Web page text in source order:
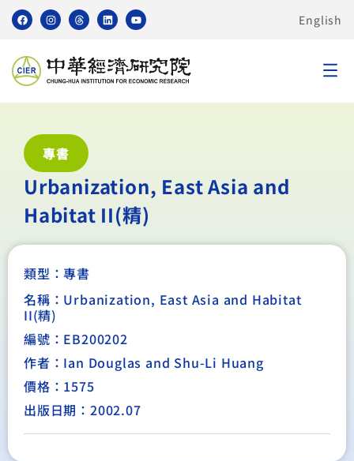
English
專書
Urbanization, East Asia and
Habitat II(精)
類型：專書
名稱：Urbanization, East Asia and Habitat
II(精)
編號：EB200202
作者：Ian Douglas and Shu-Li Huang
價格：1575
出版日期：2002.07